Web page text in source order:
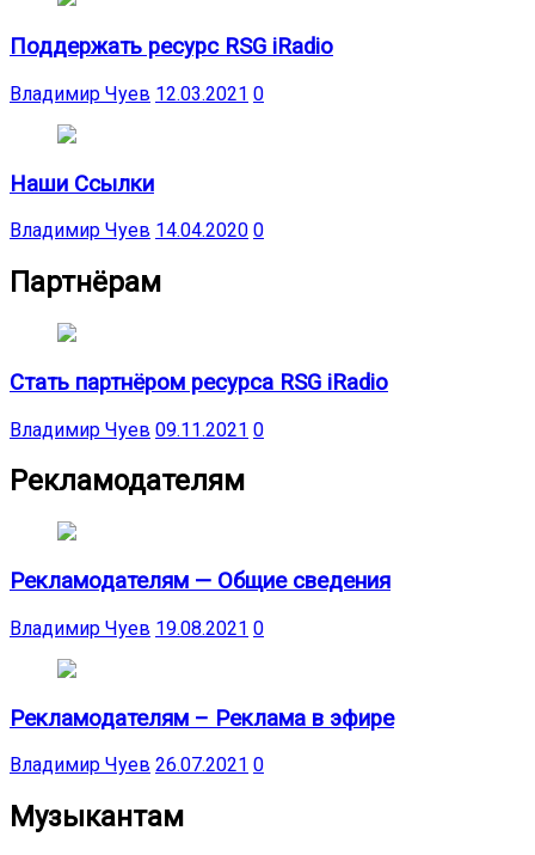
Поддержать ресурс RSG iRadio
Владимир Чуев 12.03.2021 0
Наши Ссылки
Владимир Чуев 14.04.2020 0
Партнёрам
Стать партнёром ресурса RSG iRadio
Владимир Чуев 09.11.2021 0
Рекламодателям
Рекламодателям — Общие сведения
Владимир Чуев 19.08.2021 0
Рекламодателям – Реклама в эфире
Владимир Чуев 26.07.2021 0
Музыкантам